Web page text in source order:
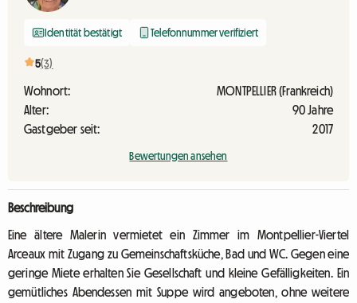
Identität bestätigt Telefonnummer verifiziert
5(3)
Wohnort:
MONTPELLIER (Frankreich)
Alter:
90 Jahre
Gastgeber seit:
2017
Bewertungen ansehen
Beschreibung
Eine ältere Malerin vermietet ein Zimmer im Montpellier-Viertel
Arceaux mit Zugang zu Gemeinschaftsküche, Bad und WC. Gegen eine
geringe Miete erhalten Sie Gesellschaft und kleine Gefälligkeiten. Ein
gemütliches Abendessen mit Suppe wird angeboten, ohne weitere